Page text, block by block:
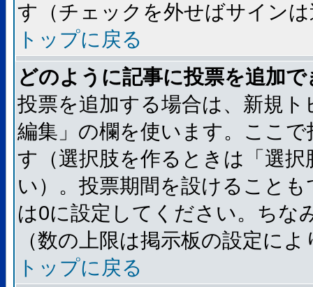
す（チェックを外せばサイン
トップに戻る
どのように記事に投票を追加
投票を追加する場合は、新規
編集」の欄を使います。ここ
す（選択肢を作るときは「選
い）。投票期間を設けること
は0に設定してください。ちな
（数の上限は掲示板の設定に
トップに戻る